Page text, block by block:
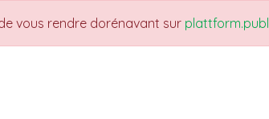
vous rendre dorénavant sur